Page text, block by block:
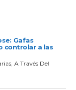
Gafas
controlar a las
A Través Del